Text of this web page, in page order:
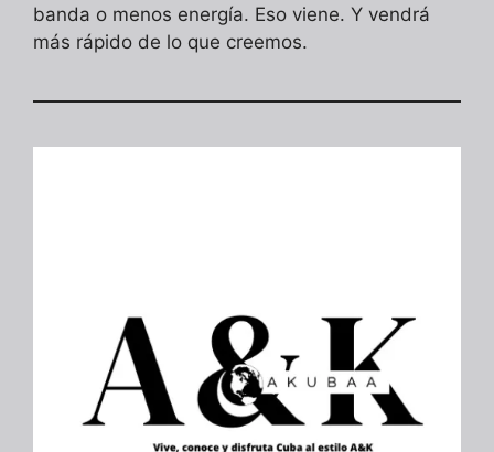
banda o menos energía. Eso viene. Y vendrá
más rápido de lo que creemos.